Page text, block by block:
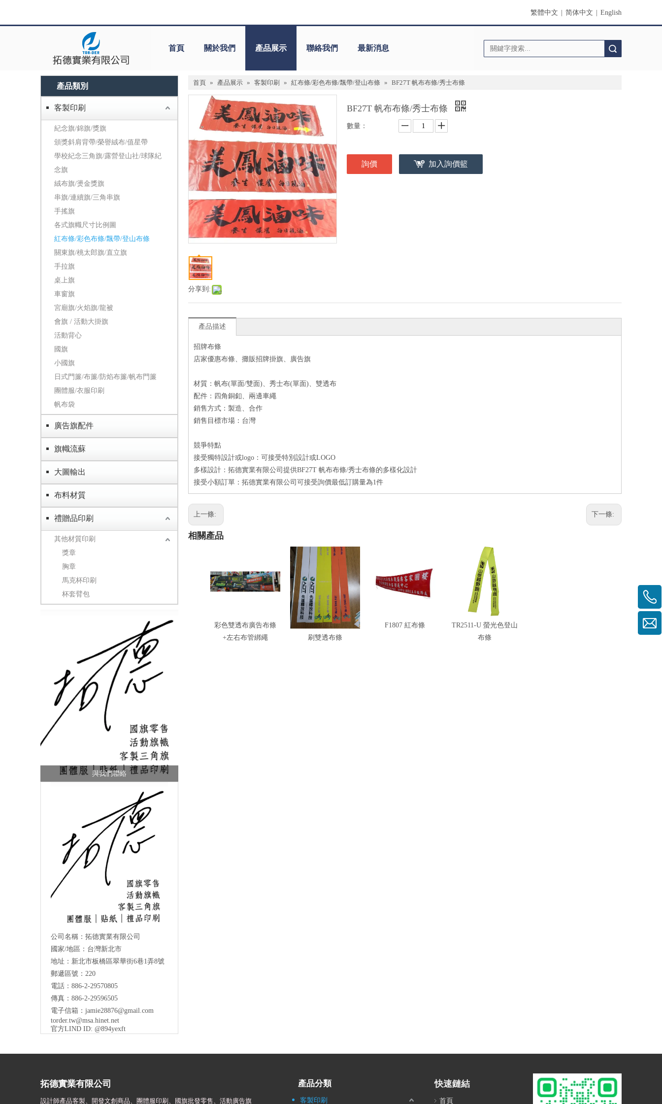
繁體中文 简体中文 English
首頁 關於我們 產品展示 聯絡我們 最新消息
產品類別
客製印刷
紀念旗/錦旗/獎旗
頒獎斜肩背帶/榮譽絨布/值星帶
學校紀念三角旗/露營登山社/球隊紀
念旗
絨布旗/燙金獎旗
串旗/連續旗/三角串旗
手搖旗
各式旗幟尺寸比例圖
紅布條/彩色布條/飄帶/登山布條
關東旗/桃太郎旗/直立旗
手拉旗
桌上旗
車窗旗
宮廟旗/火焰旗/龍被
會旗 / 活動大掛旗
活動背心
國旗
小國旗
日式門簾/布簾/防焰布簾/帆布門簾
團體服/衣服印刷
帆布袋
廣告旗配件
旗幟流蘇
大圖輸出
布料材質
禮贈品印刷
其他材質印刷
獎章
胸章
馬克杯印刷
杯套臂包
與我們聯絡
公司名稱：拓德實業有限公司
國家/地區：台灣新北市
地址：新北市板橋區翠華街6巷1弄8號
郵遞區號：220
電話：886-2-29570805
傳真：886-2-29596505
電子信箱： jamie28876@gmail.com
torder.tw@msa.hinet.net
官方LIND ID: @894yexft
首頁 » 產品展示 » 客製印刷 » 紅布條/彩色布條/飄帶/登山布條 » BF27T 帆布布條/秀士布條
分享到:
BF27T 帆布布條/秀士布條
數量：
詢價 加入詢價籃
產品描述
招牌布條
店家優惠布條、攤販招牌掛旗、廣告旗
材質：帆布(單面/雙面)、秀士布(單面)、雙透布
配件：四角銅釦、兩邊車繩
銷售方式：製造、合作
銷售目標市場：台灣
競爭特點
接受獨特設計或logo：可接受特別設計或LOGO
多樣設計：拓德實業有限公司提供BF27T 帆布布條/秀士布條的多樣化設計
接受小額訂單：拓德實業有限公司可接受詢價最低訂購量為1件
上一條: 下一條:
相關產品
彩色雙透布廣告布條
+左右布管綁繩
TR2511- 5x60cm全彩印
刷雙透布條
F1807 紅布條
TR2511-U 螢光色登山
布條
拓德實業有限公司
設計師產品客製、開發文創商品、團體服印刷、 國旗批發零售、活動廣告旗
產品分類
客製印刷
快速鏈結
首頁